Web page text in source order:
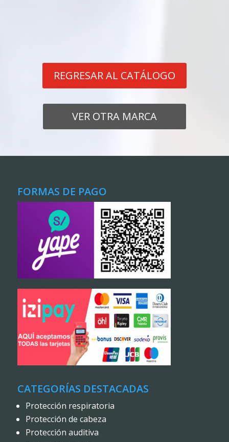
REGRESAR AL CATÁLOGO
VER OTRA MARCA
FORMAS DE PAGO
CATEGORÍAS DESTACADAS
Protección respiratoria
Protección de cabeza
Protección auditiva